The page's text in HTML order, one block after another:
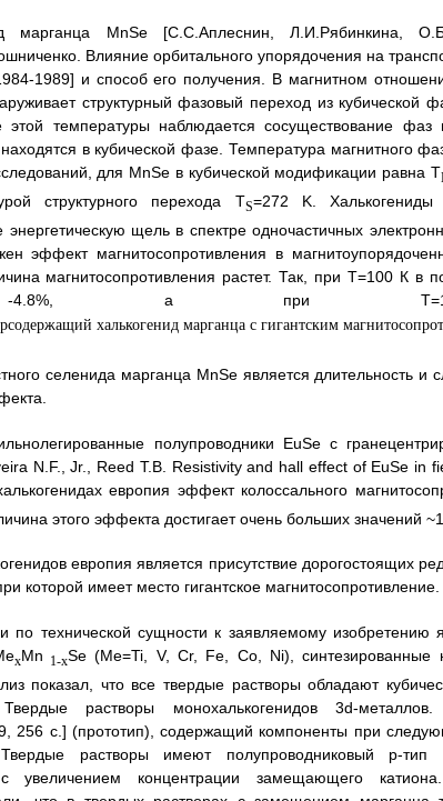
марганца MnSe [С.С.Аплеснин, Л.И.Рябинкина,
Влияние орбитального упорядочения на
1989] и способ его получения. В магнитном
структурный фазовый переход из кубической
температуры наблюдается сосуществование
в кубической фазе. Температура магнитного
для MnSe в кубической модификации равна T
структурного перехода TS=272 K.
щель в спектре одночастичных
эффект магнитосопротивления в
магнитосопротивления растет. Так, при Т=100 К в
-4.8%, а при
селенида марганца MnSe является длительность и
полупроводники EuSe с
N.F., Jr., Reed T.B. Resistivity and hall effect of EuSe in
европия эффект колоссального
этого эффекта достигает очень больших значений
европия является присутствие дорогостоящих
которой имеет место гигантское магнитосопротивление.
по технической сущности к заявляемому изобретению
xMn 1-xSe (Me=Ti, V, Cr, Fe, Co, Ni), синтезированные
показал, что все твердые растворы обладают
Твердые растворы монохалькогенидов 3d-
256 с.] (прототип), содержащий компоненты при
растворы имеют полупроводниковый р-тип
с увеличением концентрации замещающего